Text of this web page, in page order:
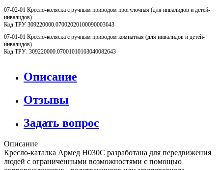
07-02-01 Кресло-коляска с ручным приводом прогулочная (для инвалидов и детей-
инвалидов)
Код ТРУ 309220000.07002020100090003643
07-01-01 Кресло-коляска с ручным приводом комнатная (для инвалидов и детей-
инвалидов)
Код ТРУ: 309220000.07001010103040082643
Описание
Отзывы
Задать вопрос
Описание
Кресло-каталка Армед H030C разработана для передвижения
людей с ограниченными возможностями с помощью